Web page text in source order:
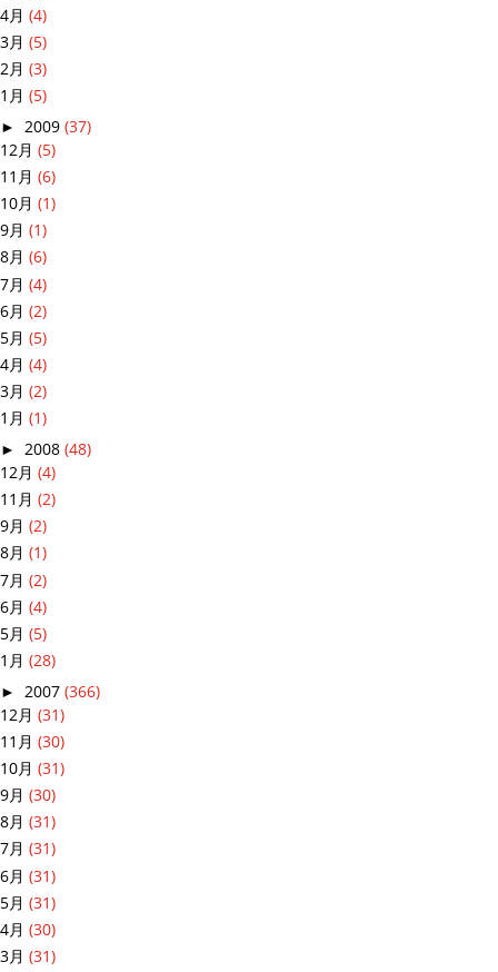
4月 (4)
3月 (5)
2月 (3)
1月 (5)
► 2009 (37)
12月 (5)
11月 (6)
10月 (1)
9月 (1)
8月 (6)
7月 (4)
6月 (2)
5月 (5)
4月 (4)
3月 (2)
1月 (1)
► 2008 (48)
12月 (4)
11月 (2)
9月 (2)
8月 (1)
7月 (2)
6月 (4)
5月 (5)
1月 (28)
► 2007 (366)
12月 (31)
11月 (30)
10月 (31)
9月 (30)
8月 (31)
7月 (31)
6月 (31)
5月 (31)
4月 (30)
3月 (31)